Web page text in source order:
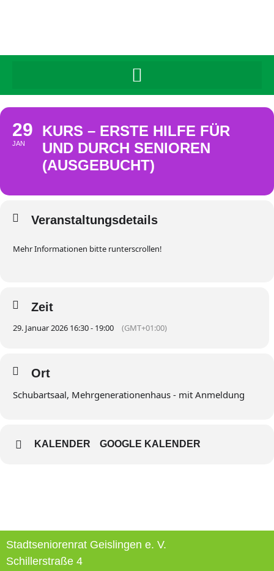
29
JAN
KURS – ERSTE HILFE FÜR
UND DURCH SENIOREN
(AUSGEBUCHT)
Veranstaltungsdetails
Mehr Informationen bitte runterscrollen!
Zeit
29. Januar 2026 16:30 - 19:00 (GMT+01:00)
Ort
Schubartsaal, Mehrgenerationenhaus - mit Anmeldung
KALENDER GOOGLE KALENDER
Stadtseniorenrat Geislingen e. V.
Schillerstraße 4